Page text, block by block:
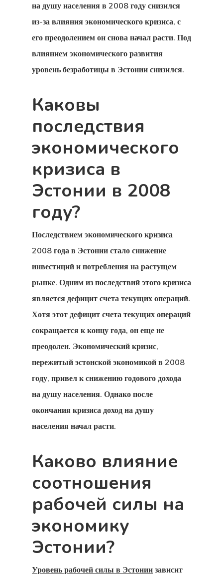
на душу населения в 2008 году снизился
из-за влияния экономического кризиса, с
его преодолением он снова начал расти. Под
влиянием экономического развития
уровень безработицы в Эстонии снизился.
Каковы
последствия
экономического
кризиса в
Эстонии в 2008
году?
Последствием экономического кризиса
2008 года в Эстонии стало снижение
инвестиций и потребления на растущем
рынке. Одним из последствий этого кризиса
является дефицит счета текущих операций.
Хотя этот дефицит счета текущих операций
сокращается к концу года, он еще не
преодолен. Экономический кризис,
пережитый эстонской экономикой в 2008
году, привел к снижению годового дохода
на душу населения. Однако после
окончания кризиса доход на душу
населения начал расти.
Каково влияние
соотношения
рабочей силы на
экономику
Эстонии?
Уровень рабочей силы в Эстонии зависит
Соглашение
Латвийская
Программа
Латвия
Наши Офисы
Новостная
Оплата
Оформить
Результат
Платеж Не
Прошел
Об Оплате
Поисковый
Запрос
Данных
Цена Агента
Программа
Эстонию